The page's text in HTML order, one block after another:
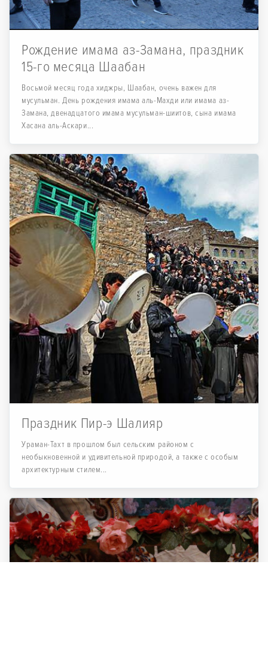
Рождение имама аз-Замана, праздник
15-го месяца Шаабан
Восьмой месяц года хиджры, Шаабан, очень важен для
мусульман. День рождения имама аль-Махди или имама аз-
Замана, двенадцатого имама мусульман-шиитов, сына имама
Хасана аль-Аскари...
Праздник Пир-э Шалияр
Ураман-Тахт в прошлом был сельским районом с
необыкновенной и удивительной природой, а также с особым
архитектурным стилем...